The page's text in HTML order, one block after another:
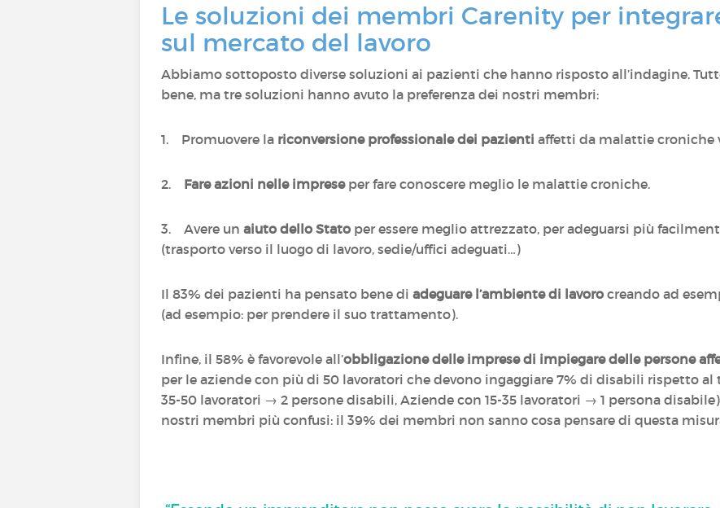
Le soluzioni dei membri Carenity per
sul mercato del lavoro
Abbiamo sottoposto diverse soluzioni ai pazienti che hanno risposto all’indagine.
bene, ma tre soluzioni hanno avuto la preferenza dei nostri membri:
1. Promuovere la riconversione professionale dei pazienti affetti da malattie croniche
2. Fare azioni nelle impreseper fare conoscere meglio le malattie croniche.
3. Avere un aiuto dello Stato per essere meglio attrezzato, per adeguarsi più
(trasporto verso il luogo di lavoro, sedie/uffici adeguati…)
Il 83% dei pazienti ha pensato bene di adeguare l’ambiente di lavoro creando ad
(ad esempio: per prendere il suo trattamento).
Infine, il 58% è favorevole all’obbligazione delle imprese di impiegare delle persone
per le aziende con più di 50 lavoratori che devono ingaggiare 7% di disabili rispetto
35-50 lavoratori → 2 persone disabili, Aziende con 15-35 lavoratori → 1 persona
nostri membri più confusi: il 39% dei membri non sanno cosa pensare di questa